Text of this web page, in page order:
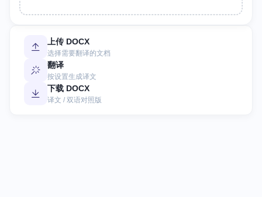
上传 DOCX
选择需要翻译的文档
翻译
按设置生成译文
下载 DOCX
译文 / 双语对照版